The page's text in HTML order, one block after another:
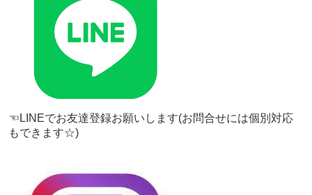
☜LINEでお友達登録お願いします(お問合せには個別対応
もできます☆)